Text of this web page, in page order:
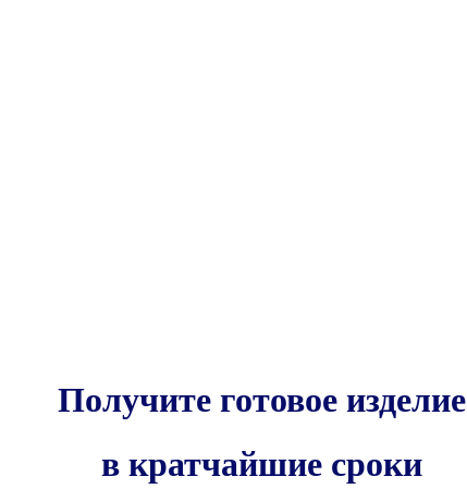
Получите готовое изделие
в кратчайшие сроки